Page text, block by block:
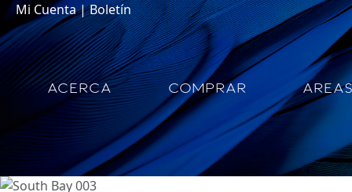
Mi Cuenta|Boletín
ACERCA COMPRAR